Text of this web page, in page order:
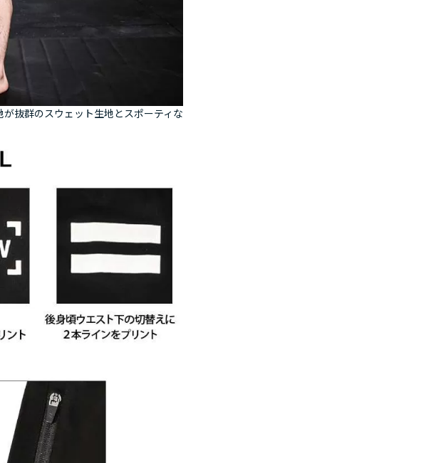
抜群のスウェット生地とスポーティな